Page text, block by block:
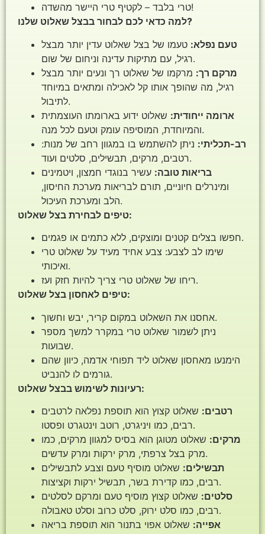
טרי בלבד – לקטיף טרי היישר מהשדה!
למה כדאי לכם לבחור בבצל שאלוט שלנו?
טעם נפלא: טעמו של בצל שאלוט עדין יותר מבצל
רגיל, עם מתיקות עדינה וניחום של שום.
מרקם רך: מרקמו של שאלוט רך ונעים יותר מבצל
רגיל, מה שהופך אותו קל לאכילה ומתאים במיוחד
לתיבול.
ארומה ייחודית: שאלוט ידוע בארומתו העוצמתית
והמיוחדת, המוסיפה עומק וטעם לכל מנה.
רב-תכליתי: ניתן להשתמש בו במגוון רחב של מנות:
רטבים, מרקים, תבשילים, סלטים ועוד.
בריאות טובה: עשיר בנוגדי חמצון, ויטמינים
ומינרלים חיוניים, תורם לבריאות מערכת החיסון,
הלב ומערכת העיכול.
טיפים לבחירת בצל שאלוט:
חפשו בצלים קטנים ומוצקים, ללא כתמים או פגמים.
שימו לב לצבע: צבע אחיד מעיד על שאלוט טרי
ואיכותי.
ריחו של שאלוט טרי צריך להיות חזק ועז.
טיפים לאחסון בצל שאלוט:
אחסנו את השאלוט במקום קריר, יבש וחשוך.
ניתן לשמור שאלוט טרי במקרר למשך מספר
שבועות.
הימנעו מאחסון שאלוט ליד תפוחי אדמה, כיוון שהם
גורמים לו להנביט.
רעיונות לשימוש בבצל שאלוט:
רטבים: שאלוט קצוץ הוא תוספת נפלאה לרטבים
רבים, כמו ויניגרט, רוטב וינטגרט ופסטו.
מרקים: שאלוט מטוגן הוא בסיס למגוון מרקים, כמו
מרק בצל צרפתי, מרק ירקות ומרק עדשים.
תבשילים: שאלוט מוסיף טעם וצבע לתבשילים
רבים, כמו קדירת בשר, תבשיל ירקות וקציצות.
סלטים: שאלוט קצוץ מוסיף טעם ומרקם לסלטים
רבים, כמו סלט ירוק, סלט כרוב וסלט טאבולה.
אפייה: שאלוט אפוי בתנור הוא תוספת בריאה